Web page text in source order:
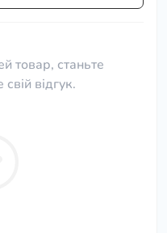
товар, станьте
відгук.